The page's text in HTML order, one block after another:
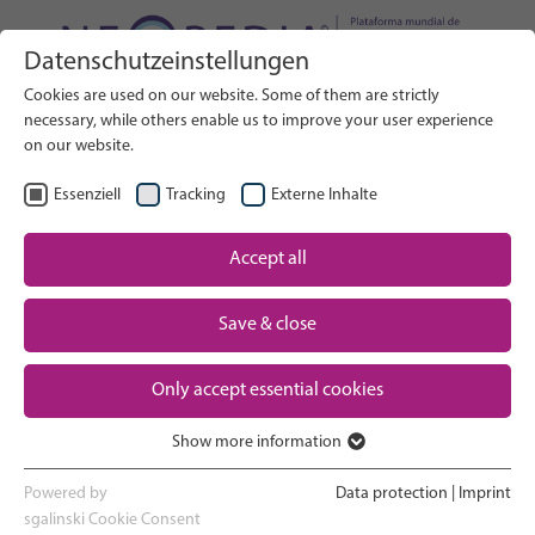
BUSCAR
ES Seleccionar idioma
Un vistazo a los cuidados neonatales
El embarazo y el parto
La experiencia en la UCIN
Volver a casa y ver crecer a tu bebé
Apoyo a los padres
Buscar en el sitio web
Inicio
Partner
Contact
Datenschutzeinstellungen
Cookies are used on our website. Some of them are strictly
necessary, while others enable us to improve your user experience
on our website.
Essenziell Tracking Externe Inhalte
Accept all
Save & close
Only accept essential cookies
Essenzielle Cookies werden für grundlegende Funktionen der
Webseite benötigt. Dadurch ist gewährleistet, dass die Webseite
Show more information
Powered by
sgalinski Cookie Consent
Data protection Imprint